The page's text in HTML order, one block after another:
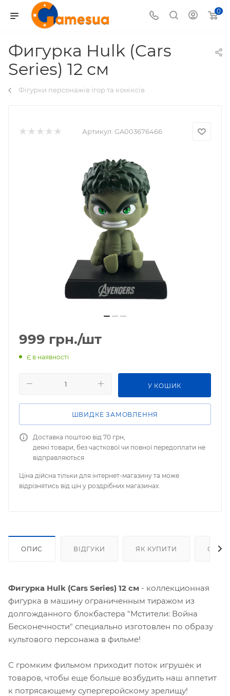
0
Фигурка Hulk (Cars
Series) 12 см
Фігурки персонажів ігор та коміксів
Артикул: GA003676466
999 грн./шт
Є в наявності
У КОШИК
ШВИДКЕ ЗАМОВЛЕННЯ
Доставка поштою від 70 грн,
деякі товари, без часткової чи повної передоплати не
відправляються
Ціна дійсна тільки для інтернет-магазину та може
відрізнятись від цін у роздрібних магазинах.
ОПИС ВІДГУКИ ЯК КУПИТИ
Фигурка Hulk (Cars Series) 12 см - коллекционная
фигурка в машину ограниченным тиражом из
долгожданного блокбастера "Мстители: Война
Бесконечности" специально изготовлен по образу
культового персонажа в фильме!
С громким фильмом приходит поток игрушек и
товаров, чтобы еще больше возбудить наш аппетит
к потрясающему супергеройскому зрелищу!